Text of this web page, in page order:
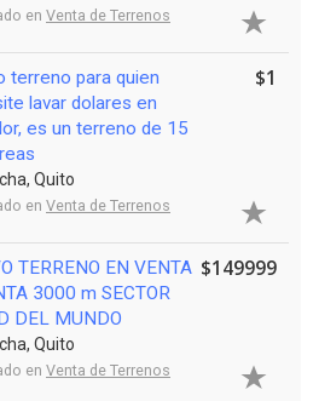
en Venta de Terrenos
terreno para quien
lavar dolares en
es un terreno de 15
Quito
en Venta de Terrenos
$1
TERRENO EN VENTA
3000 m SECTOR
DEL MUNDO
Quito
en Venta de Terrenos
$149999